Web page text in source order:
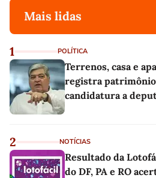
Mais lidas
1 POLÍTICA
Terrenos, casa e
registra patrimônio
candidatura a
2 NOTÍCIAS
Resultado da
do DF, PA e RO